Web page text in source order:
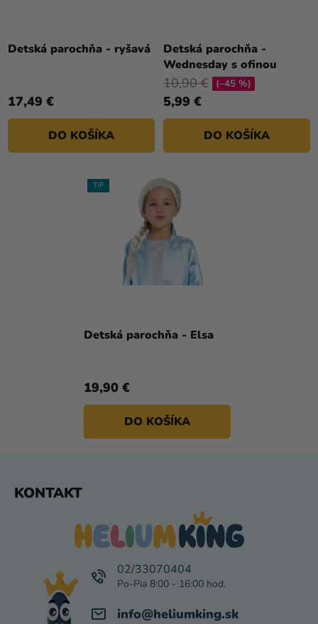
Detská parochňa - ryšavá
17,49 €
DO KOŠÍKA
Detská parochňa -
Wednesday s ofinou
5,99 €
10,90 € (–45 %)
DO KOŠÍKA
TIP
Detská parochňa - Elsa
19,90 €
DO KOŠÍKA
KONTAKT
info@heliumking.sk
02/33070404